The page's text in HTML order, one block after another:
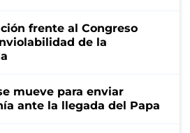
frente al Congreso
de la
mueve para enviar
ante la llegada del Papa